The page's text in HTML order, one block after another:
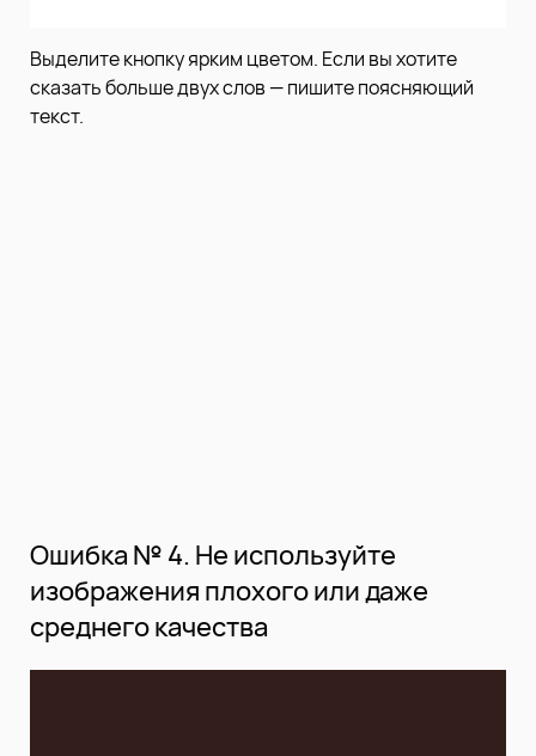
Выделите кнопку ярким цветом. Если вы хотите
сказать больше двух слов — пишите поясняющий
текст.
Ошибка № 4. Не используйте
изображения плохого или даже
среднего качества